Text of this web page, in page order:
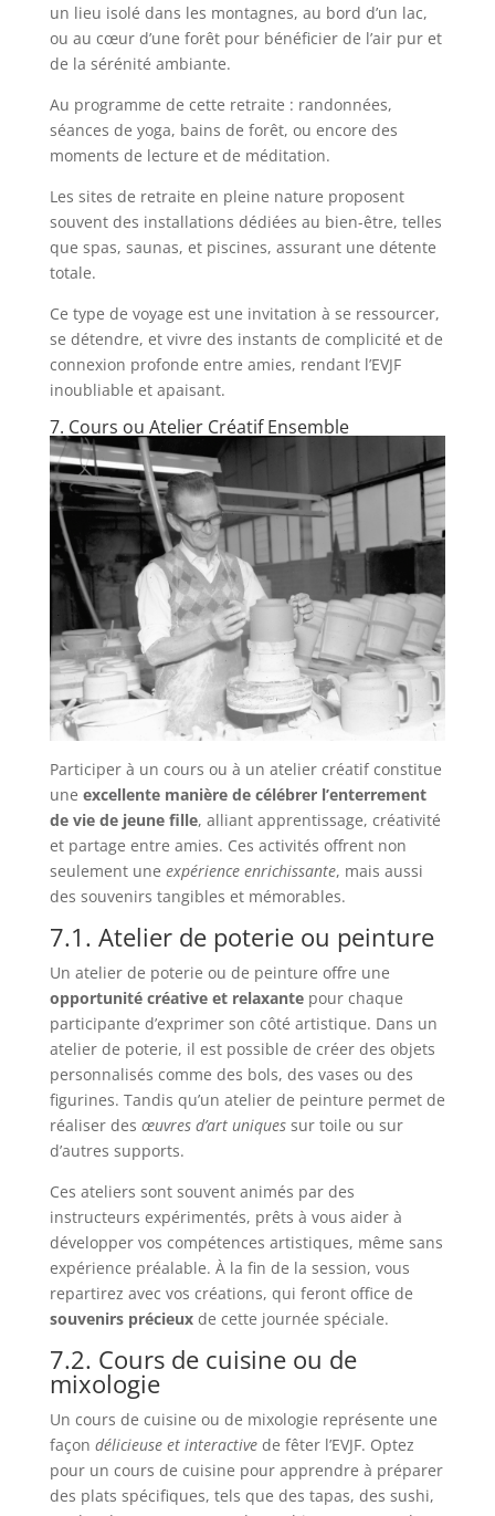
un lieu isolé dans les montagnes, au bord d’un lac,
ou au cœur d’une forêt pour bénéficier de l’air pur et
de la sérénité ambiante.
Au programme de cette retraite : randonnées,
séances de yoga, bains de forêt, ou encore des
moments de lecture et de méditation.
Les sites de retraite en pleine nature proposent
souvent des installations dédiées au bien-être, telles
que spas, saunas, et piscines, assurant une détente
totale.
Ce type de voyage est une invitation à se ressourcer,
se détendre, et vivre des instants de complicité et de
connexion profonde entre amies, rendant l’EVJF
inoubliable et apaisant.
7. Cours ou Atelier Créatif Ensemble
Participer à un cours ou à un atelier créatif constitue
une excellente manière de célébrer l’enterrement
de vie de jeune fille, alliant apprentissage, créativité
et partage entre amies. Ces activités offrent non
seulement une expérience enrichissante, mais aussi
des souvenirs tangibles et mémorables.
7.1. Atelier de poterie ou peinture
Un atelier de poterie ou de peinture offre une
opportunité créative et relaxantepour chaque
participante d’exprimer son côté artistique. Dans un
atelier de poterie, il est possible de créer des objets
personnalisés comme des bols, des vases ou des
figurines. Tandis qu’un atelier de peinture permet de
réaliser des œuvres d’art uniquessur toile ou sur
d’autres supports.
Ces ateliers sont souvent animés par des
instructeurs expérimentés, prêts à vous aider à
développer vos compétences artistiques, même sans
expérience préalable. À la fin de la session, vous
repartirez avec vos créations, qui feront office de
souvenirs précieuxde cette journée spéciale.
7.2. Cours de cuisine ou de
mixologie
Un cours de cuisine ou de mixologie représente une
façon délicieuse et interactivede fêter l’EVJF. Optez
pour un cours de cuisine pour apprendre à préparer
des plats spécifiques, tels que des tapas, des sushi,